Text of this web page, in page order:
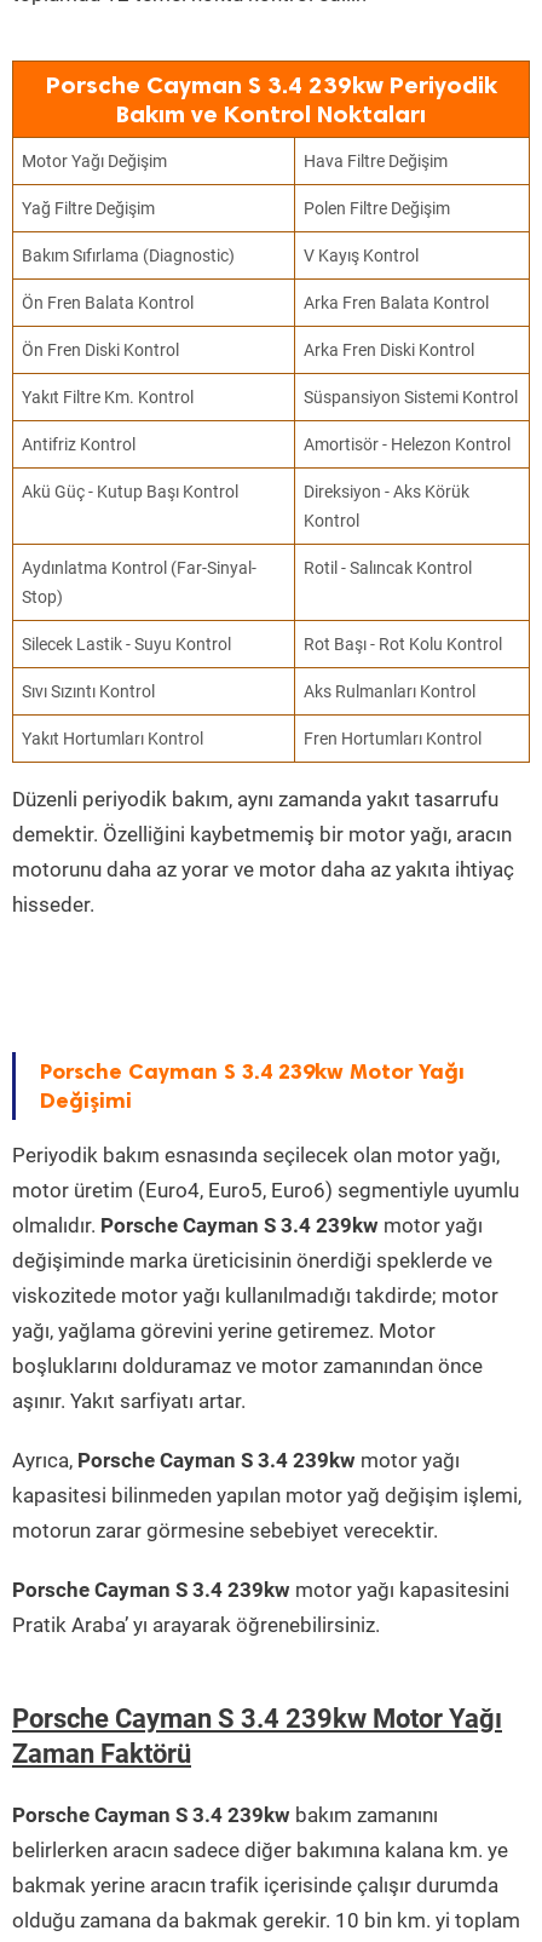
Porsche Cayman S 3.4 239kw Periyodik
Bakım ve Kontrol Noktaları
Motor Yağı Değişim Hava Filtre Değişim
Yağ Filtre Değişim Polen Filtre Değişim
Bakım Sıfırlama (Diagnostic) V Kayış Kontrol
Ön Fren Balata Kontrol Arka Fren Balata Kontrol
Ön Fren Diski Kontrol Arka Fren Diski Kontrol
Yakıt Filtre Km. Kontrol Süspansiyon Sistemi Kontrol
Antifriz Kontrol Amortisör - Helezon Kontrol
Akü Güç - Kutup Başı Kontrol
Direksiyon - Aks Körük
Kontrol
Aydınlatma Kontrol (Far-Sinyal-
Stop)
Rotil - Salıncak Kontrol
Silecek Lastik - Suyu Kontrol Rot Başı - Rot Kolu Kontrol
Sıvı Sızıntı Kontrol Aks Rulmanları Kontrol
Yakıt Hortumları Kontrol Fren Hortumları Kontrol
Düzenli periyodik bakım, aynı zamanda yakıt tasarrufu
demektir. Özelliğini kaybetmemiş bir motor yağı, aracın
motorunu daha az yorar ve motor daha az yakıta ihtiyaç
hisseder.
Porsche Cayman S 3.4 239kw Motor Yağı
Değişimi
Periyodik bakım esnasında seçilecek olan motor yağı,
motor üretim (Euro4, Euro5, Euro6) segmentiyle uyumlu
olmalıdır. Porsche Cayman S 3.4 239kw motor yağı
değişiminde marka üreticisinin önerdiği speklerde ve
viskozitede motor yağı kullanılmadığı takdirde; motor
yağı, yağlama görevini yerine getiremez. Motor
boşluklarını dolduramaz ve motor zamanından önce
aşınır. Yakıt sarfiyatı artar.
Ayrıca, Porsche Cayman S 3.4 239kw motor yağı
kapasitesi bilinmeden yapılan motor yağ değişim işlemi,
motorun zarar görmesine sebebiyet verecektir.
Porsche Cayman S 3.4 239kw motor yağı kapasitesini
Pratik Araba’ yı arayarak öğrenebilirsiniz.
Porsche Cayman S 3.4 239kw Motor Yağı
Zaman Faktörü
Porsche Cayman S 3.4 239kw bakım zamanını
belirlerken aracın sadece diğer bakımına kalana km. ye
bakmak yerine aracın trafik içerisinde çalışır durumda
olduğu zamana da bakmak gerekir. 10 bin km. yi toplam